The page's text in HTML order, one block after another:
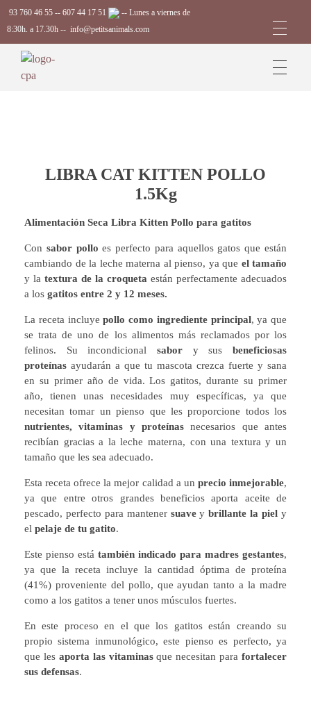
93 760 46 55 -- 607 44 17 51
-- Lunes a viernes de
8:30h. a 17.30h -- info@petitsanimals.com
LIBRA CAT KITTEN POLLO
1.5Kg
Alimentación Seca Libra Kitten Pollo para gatitos
Con sabor pollo es perfecto para aquellos gatos que están
cambiando de la leche materna al pienso, ya que el tamaño
y la textura de la croqueta están perfectamente adecuados
a los gatitos entre 2 y 12 meses.
La receta incluyepollo como ingrediente principal, ya que
se trata de uno de los alimentos más reclamados por los
felinos. Su incondicional sabor y sus beneficiosas
proteínas ayudarán a que tu mascota crezca fuerte y sana
en su primer año de vida. Los gatitos, durante su primer
año, tienen unas necesidades muy específicas, ya que
necesitan tomar un pienso que les proporcione todos los
nutrientes, vitaminas y proteínas necesarios que antes
recibían gracias a la leche materna, con una textura y un
tamaño que les sea adecuado.
Esta receta ofrece la mejor calidad a un precio inmejorable,
ya que entre otros grandes beneficios aporta aceite de
pescado, perfecto para mantener suavey brillante la piely
el pelaje de tu gatito.
Este pienso está también indicado para madres gestantes,
ya que la receta incluye la cantidad óptima de proteína
(41%) proveniente del pollo, que ayudan tanto a la madre
como a los gatitos a tener unos músculos fuertes.
En este proceso en el que los gatitos están creando su
propio sistema inmunológico, este pienso es perfecto, ya
que les aporta las vitaminasque necesitan para fortalecer
sus defensas.